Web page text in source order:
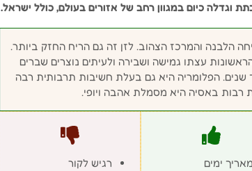
וגדלה כיום במגוון רחב של אזורים בעולם, כולל ישראל.
הלבנה והמרכז הצהוב. לזן זה גם הריח החזק ביותר.
עצתו גמישה ושבירה ולעיתים נוצרים שברים
הפלומריה היא גם בעלת חשיבות תרבותית רבה
רבות באסיה היא מסמלת אהבה ויופי.
מאריך ימים
רגיש לקור